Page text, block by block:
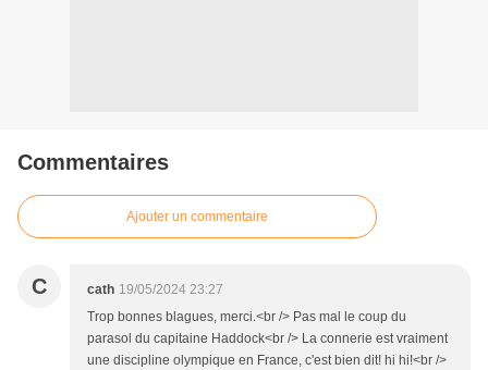
Commentaires
Ajouter un commentaire
C cath 19/05/2024 23:27
Trop bonnes blagues, merci.<br /> Pas mal le coup du
parasol du capitaine Haddock<br /> La connerie est vraiment
une discipline olympique en France, c'est bien dit! hi hi!<br />